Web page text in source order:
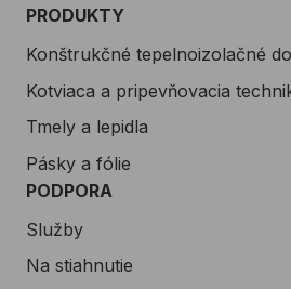
histórii univerzity aj mesta.
PRODUKTY
Konštrukčné tepelnoizolačné
Kotviaca a pripevňovacia
Tmely a lepidla
Pásky a fólie
PODPORA
Služby
Na stiahnutie